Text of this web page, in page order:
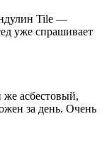
Tile —
уже спрашивает
асбестовый,
за день. Очень